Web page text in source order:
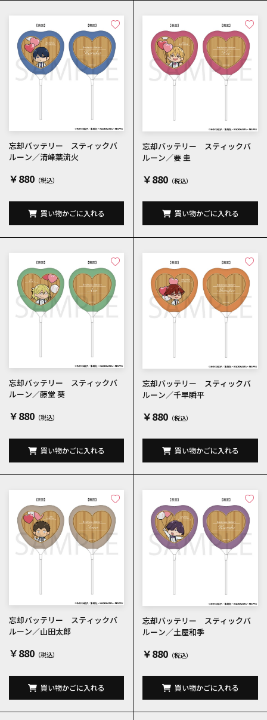
忘却バッテリー スティックバ
ルーン／清峰葉流火
￥880
買い物かごに入れる
忘却バッテリー スティックバ
ルーン／要 圭
￥880
買い物かごに入れる
忘却バッテリー スティックバ
ルーン／藤堂 葵
￥880
買い物かごに入れる
忘却バッテリー スティックバ
ルーン／千早瞬平
￥880
買い物かごに入れる
忘却バッテリー スティックバ
ルーン／山田太郎
￥880
買い物かごに入れる
忘却バッテリー スティックバ
ルーン／土屋和季
￥880
買い物かごに入れる